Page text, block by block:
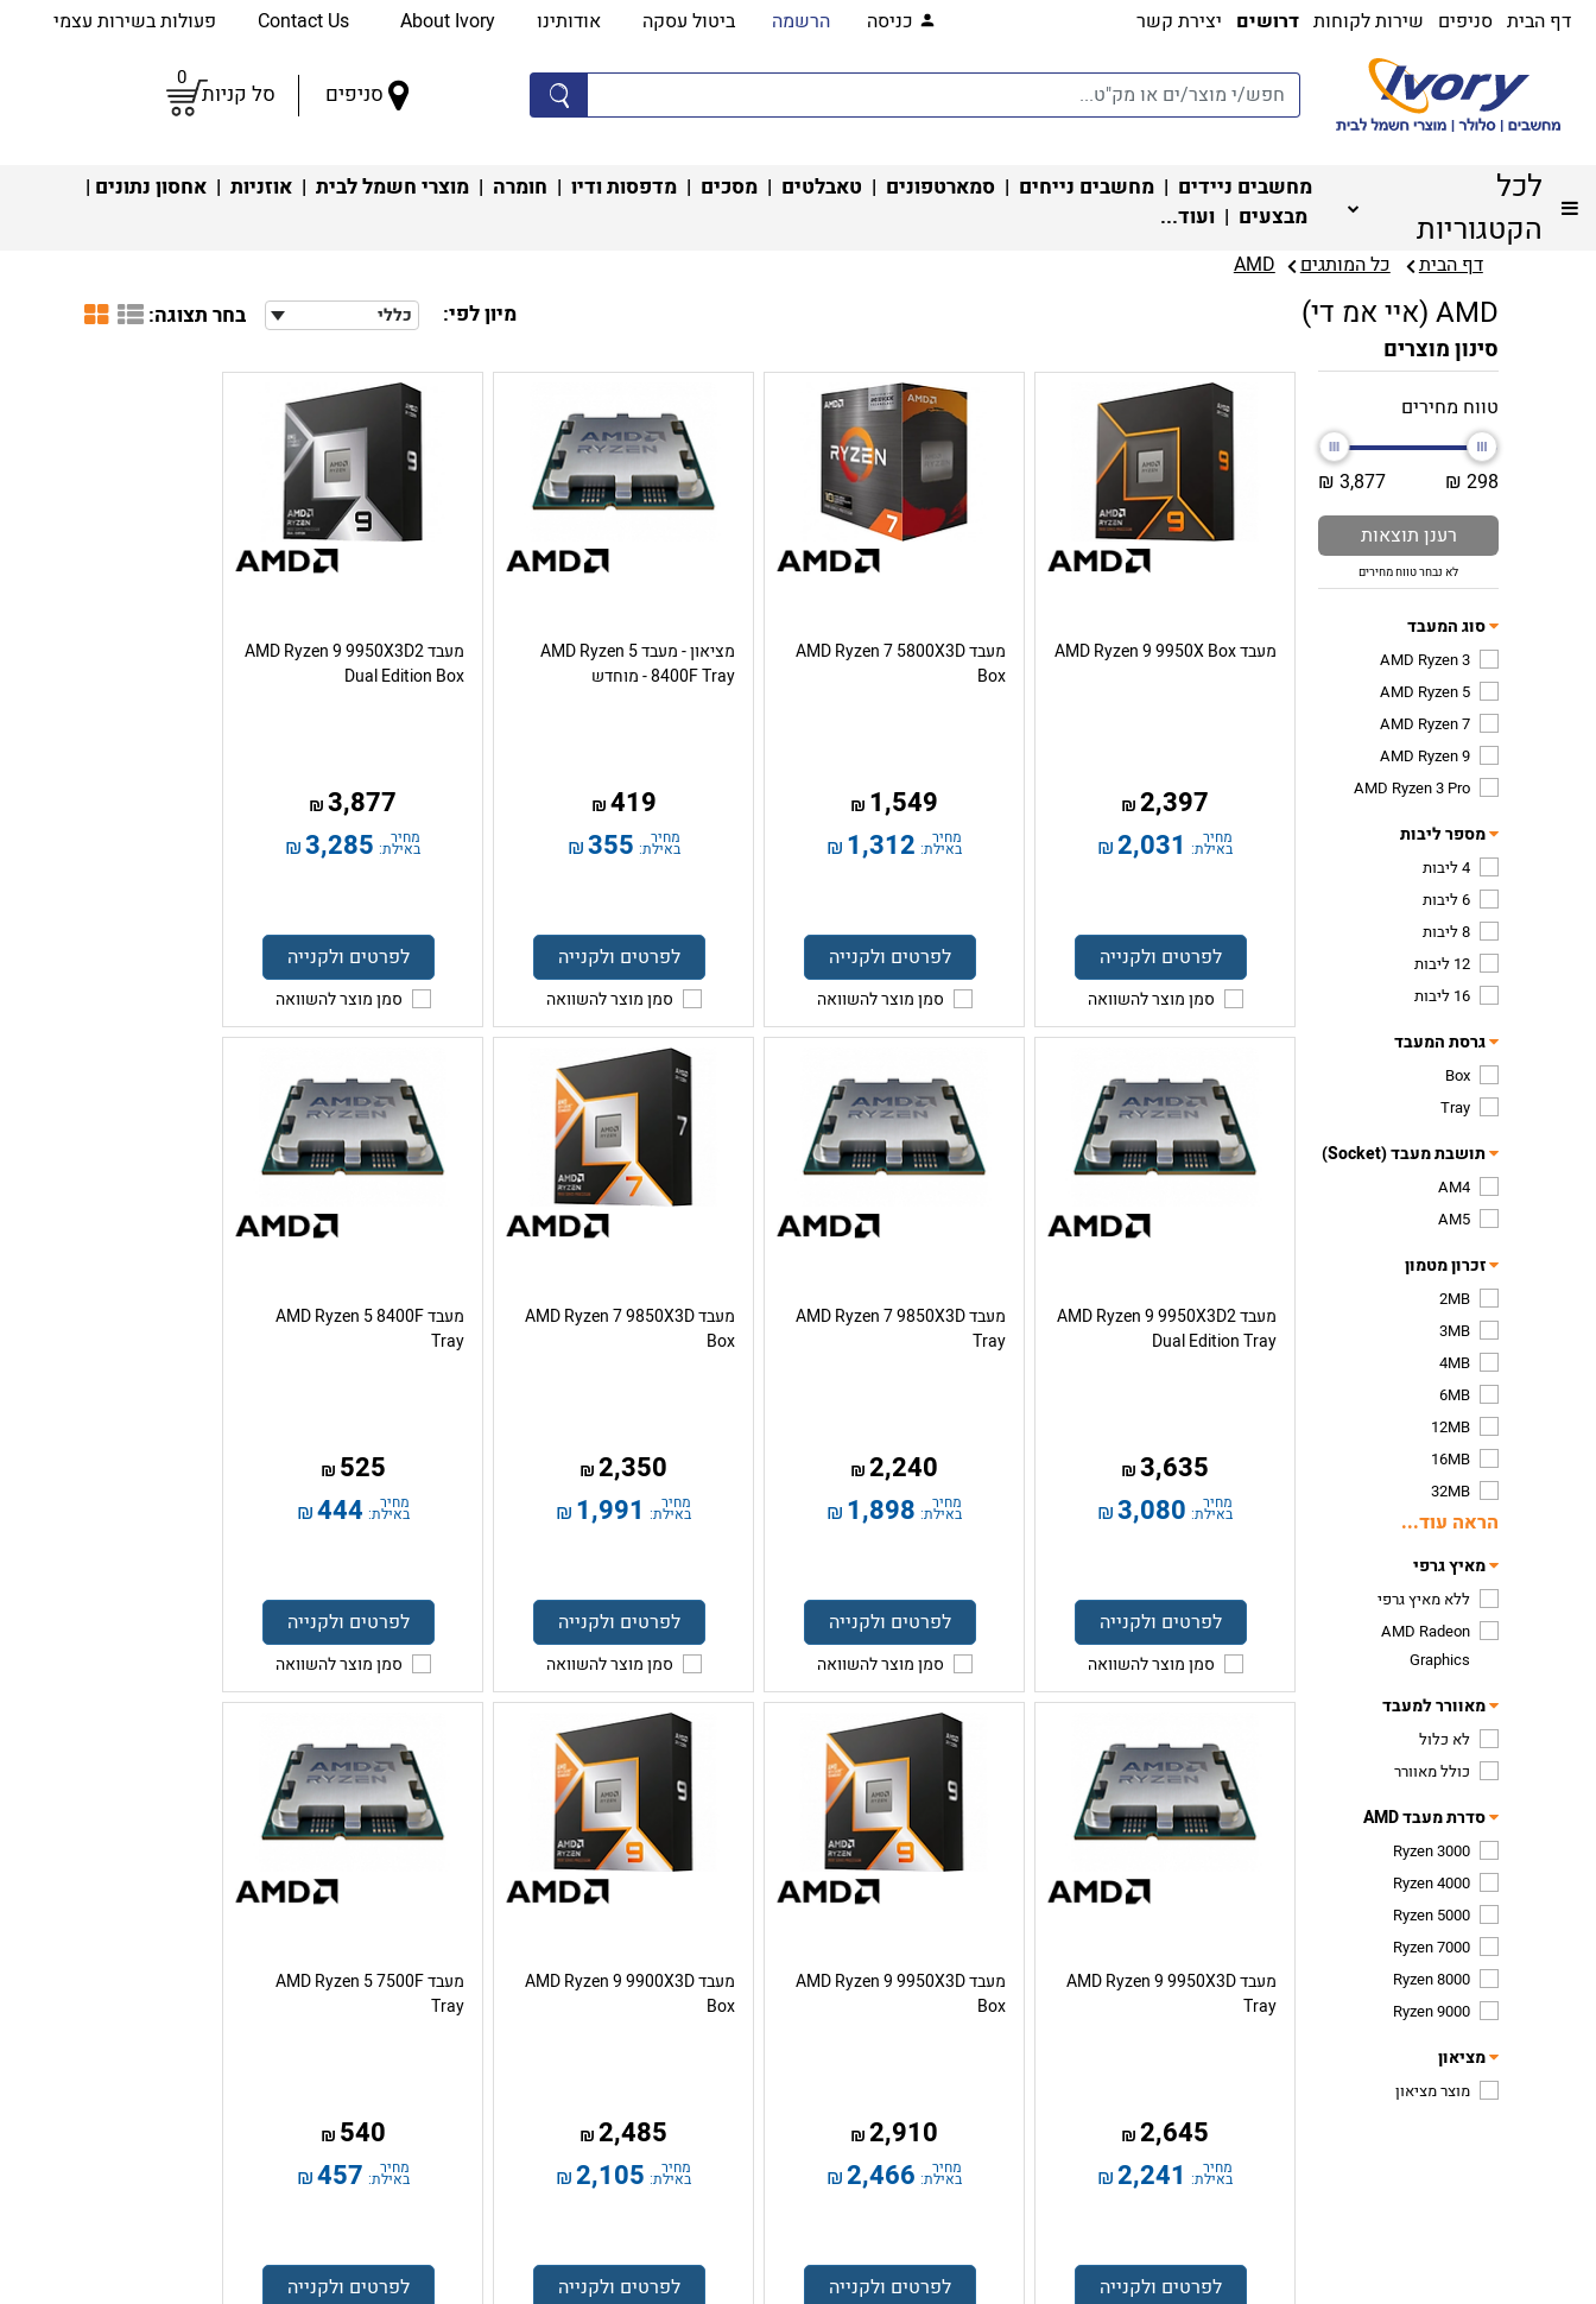
דף הבית סניפים שירות לקוחות דרושים יצירת קשר כניסה הרשמה ביטול עסקה אודותינו About Ivory פעולות בשירות עצמי
סניפים סל קניות
0
לכל
הקטגוריות
מחשבים ניידים | מחשבים נייחים | סמארטפונים | טאבלטים | מסכים | מדפסות ודיו | חומרה | מוצרי חשמל לבית | אוזניות | אחסון נתונים |
מבצעים | ועוד...
דף הבית כל המותגים AMD
AMD (איי אמ די) מיון לפי: כללי בחר תצוגה:
סינון מוצרים
טווח מחירים
298 ₪
3,877 ₪
רענן תוצאות
לא נבחר טווח מחירים
סוג המעבד
AMD Ryzen 3
AMD Ryzen 5
AMD Ryzen 7
AMD Ryzen 9
AMD Ryzen 3 Pro
מספר ליבות
4 ליבות
6 ליבות
8 ליבות
12 ליבות
16 ליבות
גרסת המעבד
Box
Tray
תושבת מעבד (Socket)
AM4
AM5
זכרון מטמון
2MB
3MB
4MB
6MB
12MB
16MB
32MB
הראה עוד...
מאיץ גרפי
ללא מאיץ גרפי
AMD Radeon
Graphics
מאוורר למעבד
לא כלול
כולל מאוורר
סדרת מעבד AMD
Ryzen 3000
Ryzen 4000
Ryzen 5000
Ryzen 7000
Ryzen 8000
Ryzen 9000
מציאון
מוצר מציאון
מעבד AMD Ryzen 9 9950X Box
2,397
₪
מחיר
באילת: 2,031
₪
לפרטים ולקנייה
סמן מוצר להשוואה
מעבד AMD Ryzen 7 5800X3D
Box
1,549
₪
מחיר
באילת: 1,312
₪
לפרטים ולקנייה
סמן מוצר להשוואה
מציאון - מעבד AMD Ryzen 5
8400F Tray - מוחדש
419
₪
מחיר
באילת: 355
₪
לפרטים ולקנייה
סמן מוצר להשוואה
מעבד AMD Ryzen 9 9950X3D2
Dual Edition Box
3,877
₪
מחיר
באילת: 3,285
₪
לפרטים ולקנייה
סמן מוצר להשוואה
מעבד AMD Ryzen 9 9950X3D2
Dual Edition Tray
3,635
₪
מחיר
באילת: 3,080
₪
לפרטים ולקנייה
סמן מוצר להשוואה
מעבד AMD Ryzen 7 9850X3D
Tray
2,240
₪
מחיר
באילת: 1,898
₪
לפרטים ולקנייה
סמן מוצר להשוואה
מעבד AMD Ryzen 7 9850X3D
Box
2,350
₪
מחיר
באילת: 1,991
₪
לפרטים ולקנייה
סמן מוצר להשוואה
מעבד AMD Ryzen 5 8400F
Tray
525
₪
מחיר
באילת: 444
₪
לפרטים ולקנייה
סמן מוצר להשוואה
מעבד AMD Ryzen 9 9950X3D
Tray
2,645
₪
מחיר
באילת: 2,241
₪
לפרטים ולקנייה
מעבד AMD Ryzen 9 9950X3D
Box
2,910
₪
מחיר
באילת: 2,466
₪
לפרטים ולקנייה
מעבד AMD Ryzen 9 9900X3D
Box
2,485
₪
מחיר
באילת: 2,105
₪
לפרטים ולקנייה
מעבד AMD Ryzen 5 7500F
Tray
540
₪
מחיר
באילת: 457
₪
לפרטים ולקנייה